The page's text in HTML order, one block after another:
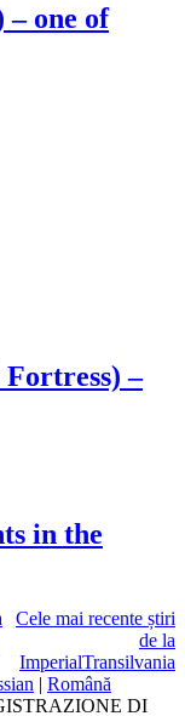
one of
–
in the
Cele mai recente știri
de la
ImperialTransilvania
| Română
DI